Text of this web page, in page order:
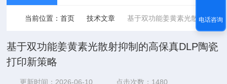
当前位置：首页 技术文章 基于双功能姜黄素光散射抑制的高保真DLP陶瓷打印新策略
基于双功能姜黄素光散射抑制的高保真DLP陶瓷
打印新策略
更新时间：2026-06-10 点击次数：1480
电话咨询